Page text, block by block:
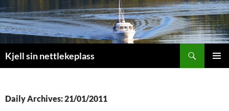
Kjell sin nettlekeplass
Daily Archives: 21/01/2011